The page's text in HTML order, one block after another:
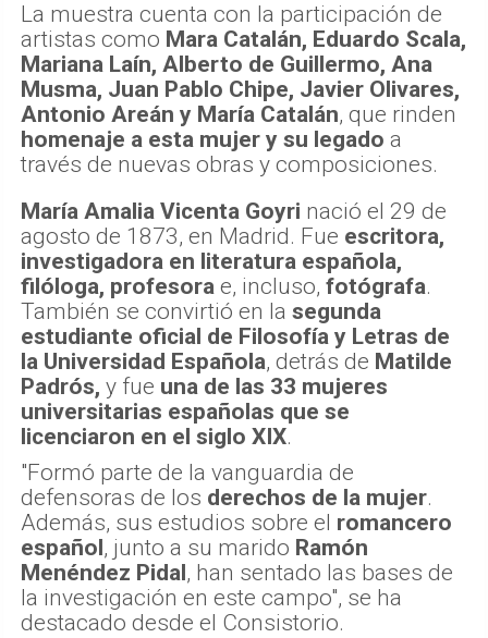
La muestra cuenta con la participación de
artistas como Mara Catalán, Eduardo Scala,
Mariana Laín, Alberto de Guillermo, Ana
Musma, Juan Pablo Chipe, Javier Olivares,
Antonio Areán y María Catalán, que rinden
homenaje a esta mujer y su legado a
través de nuevas obras y composiciones.
María Amalia Vicenta Goyri nació el 29 de
agosto de 1873, en Madrid. Fue escritora,
investigadora en literatura española,
filóloga, profesora e, incluso, fotógrafa.
También se convirtió en la segunda
estudiante oficial de Filosofía y Letras de
la Universidad Española, detrás de Matilde
Padrós, y fue una de las 33 mujeres
universitarias españolas que se
licenciaron en el siglo XIX.
"Formó parte de la vanguardia de
defensoras de los derechos de la mujer.
Además, sus estudios sobre el romancero
español, junto a su marido Ramón
Menéndez Pidal, han sentado las bases de
la investigación en este campo", se ha
destacado desde el Consistorio.